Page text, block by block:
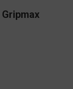
Gripmax